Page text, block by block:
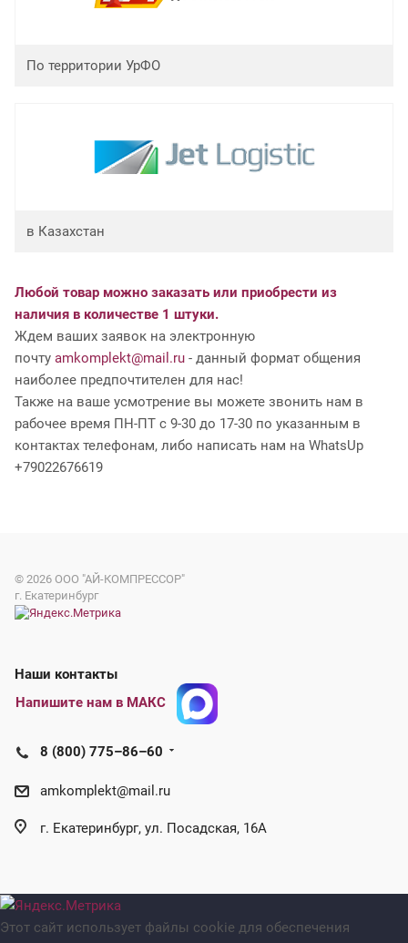
По территории УрФО
в Казахстан
Любой товар можно заказать или приобрести из
наличия в количестве 1 штуки.
Ждем ваших заявок на электронную
почту amkomplekt@mail.ru - данный формат общения
наиболее предпочтителен для нас!
Также на ваше усмотрение вы можете звонить нам в
рабочее время ПН-ПТ с 9-30 до 17-30 по указанным в
контактах телефонам, либо написать нам на WhatsUp
+79022676619
© 2026 ООО "АЙ-КОМПРЕССОР"
г. Екатеринбург
Наши контакты
Напишите нам в МАКС
8 (800) 775–86–60
amkomplekt@mail.ru
г. Екатеринбург, ул. Посадская, 16А
Этот сайт использует файлы cookie для обеспечения